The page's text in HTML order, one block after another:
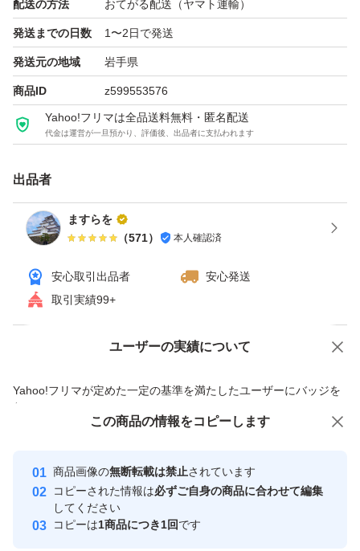
※インフルエンザへの予防効果があると実証されていま
す。
#長いも #ながいも #長芋 #長イモ #ナガイモ#トロロイモ#
トロロ芋#とろろいも#とろろ芋#山いも#やまいも
配送の方法 おてがる配送（ヤマト運輸）
発送までの日数 1〜2日で発送
発送元の地域 岩手県
商品ID z599553576
Yahoo!フリマは全品送料無料・匿名配送
代金は運営が一旦預かり、評価後、出品者に支払われます
出品者
ますらを
（571） 本人確認済
安心取引出品者
安心発送
取引実績99+
ユーザーの実績について
Yahoo!フリマが定めた一定の基準を満たしたユーザーにバッジを
付与しています
安心取引出品者
心・安全なユーザーです
取引実績
価格の相談 商品への質問
この商品の情報をコピーします
商品画像の無断転載は禁止されています
コピーされた情報は必ずご自身の商品に合わせて編集
してください
コピーは1商品につき1回です
この商品をみている人にオススメ